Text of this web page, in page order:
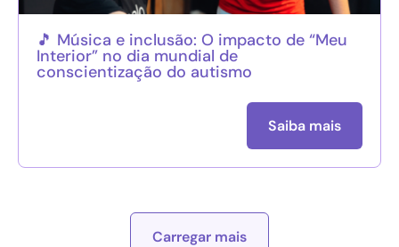
🎵 Música e inclusão: O impacto de “Meu
Interior” no dia mundial de
conscientização do autismo
Saiba mais
Carregar mais